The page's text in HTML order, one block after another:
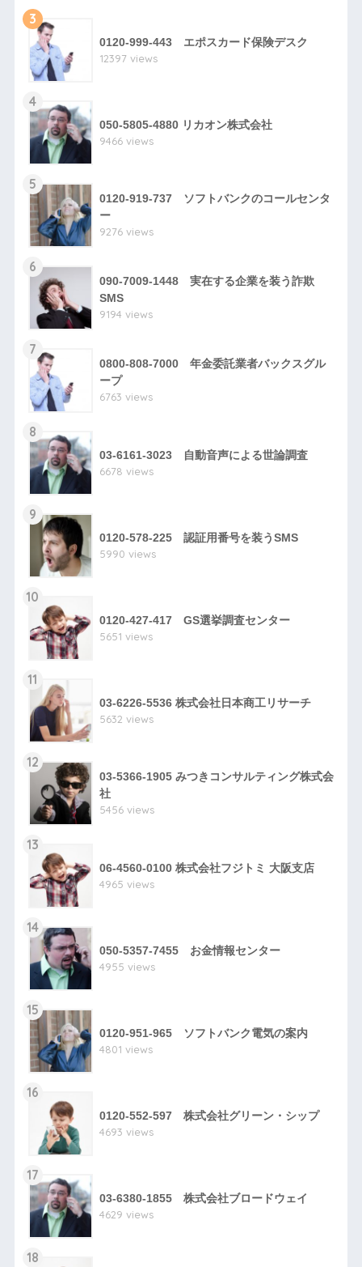
3
0120-999-443 エポスカード保険デスク
12397 views
4
050-5805-4880 リカオン株式会社
9466 views
5
0120-919-737 ソフトバンクのコールセンタ
ー
9276 views
6
090-7009-1448 実在する企業を装う詐欺
SMS
9194 views
7
0800-808-7000 年金委託業者バックスグル
ープ
6763 views
8
03-6161-3023 自動音声による世論調査
6678 views
9
0120-578-225 認証用番号を装うSMS
5990 views
10
0120-427-417 GS選挙調査センター
5651 views
11
03-6226-5536 株式会社日本商工リサーチ
5632 views
12
03-5366-1905 みつきコンサルティング株式会
社
5456 views
13
06-4560-0100 株式会社フジトミ 大阪支店
4965 views
14
050-5357-7455 お金情報センター
4955 views
15
0120-951-965 ソフトバンク電気の案内
4801 views
16
0120-552-597 株式会社グリーン・シップ
4693 views
17
03-6380-1855 株式会社ブロードウェイ
4629 views
18